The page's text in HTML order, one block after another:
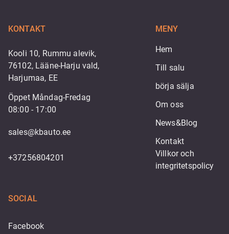
KONTAKT
Kooli 10, Rummu alevik,
76102, Lääne-Harju vald,
Harjumaa, EE
Öppet Måndag-Fredag
08:00 - 17:00
sales@kbauto.ee
+37256804201
MENY
Hem
Till salu
börja sälja
Om oss
News&Blog
Kontakt
Villkor och
integritetspolicy
SOCIAL
Facebook